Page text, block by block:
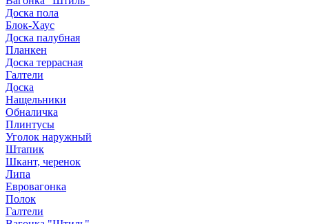
Доска пола
Блок-Хаус
Доска палубная
Планкен
Доска террасная
Галтели
Доска
Нащельники
Обналичка
Плинтусы
Уголок наружный
Штапик
Шкант, черенок
Липа
Евровагонка
Полок
Галтели